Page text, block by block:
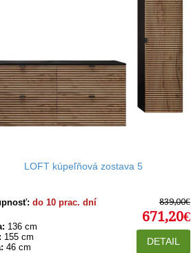
LOFT kúpeľňová zostava 5
do 10 prac. dní
136 cm
155 cm
46 cm
839,00€
671,20€
DETAIL